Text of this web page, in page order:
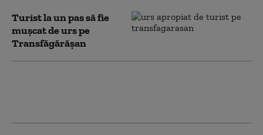
Turist la un pas să fie
mușcat de urs pe
Transfăgărășan